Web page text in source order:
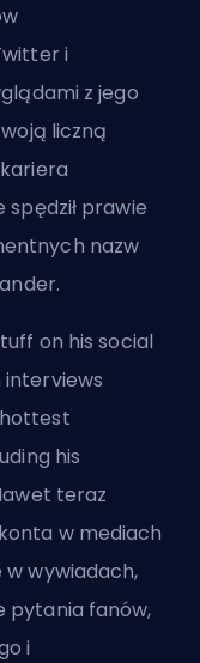
i
z jego
liczną
spędził prawie
nazw
on his social
his
teraz
w mediach
w wywiadach,
pytania fanów,
i